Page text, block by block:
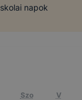
napok
Szo V